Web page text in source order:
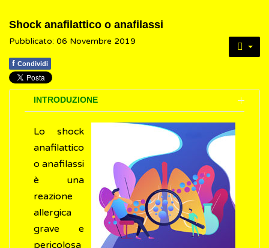
Shock anafilattico o anafilassi
Pubblicato: 06 Novembre 2019
f Condividi
INTRODUZIONE
Lo shock
anafilattico
o anafilassi
è una
reazione
allergica
grave e
pericolosa